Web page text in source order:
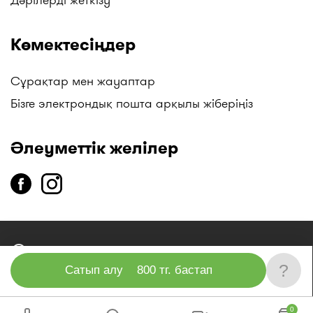
Сатып алу 800 тг. бастап ?
Көмектесіңдер
Сұрақтар мен жауаптар
Бізге электрондық пошта арқылы жіберіңіз
Әлеуметтік желілер
copyright 2014-2026 «I-teka» бірыңғай анықтама қызметі»
0